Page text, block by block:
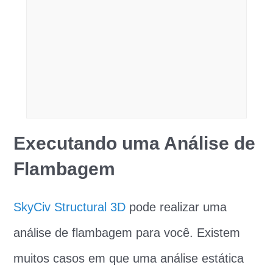
Executando uma Análise de
Flambagem
SkyCiv Structural 3D pode realizar uma
análise de flambagem para você. Existem
muitos casos em que uma análise estática